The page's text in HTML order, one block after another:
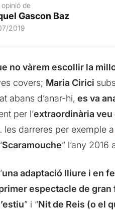
opinió de
Gascon Baz
2019
no vàrem escollir la
covers; Maria Cirici
abans d’anar-hi, es va
per l’extraordinària veu
les darreres per exemple a
Scaramouche” l’any 2016
una adaptació lliure i en
espectacle de gran
” i “Nit de Reis (o el